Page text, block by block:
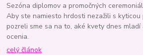
Sezóna diplomov a promočných
Aby ste namiesto hrdosti nezažili s kyticou
pozreli sme sa na to, aké kvety dnes
ocenia.
celý článok